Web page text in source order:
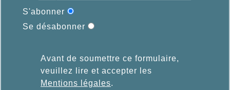
S'abonner
Se désabonner
Avant de soumettre ce formulaire,
veuillez lire et accepter les
Mentions légales.